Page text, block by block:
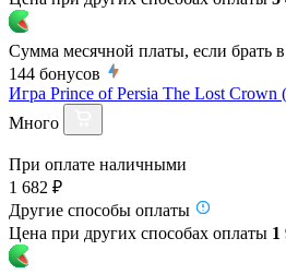
Сумма месячной платы, если брать
144 бонусов
Игра Prince of Persia The Lost Crown
Много
При оплате наличными
1 682 ₽
Другие способы оплаты
Цена при других способах оплаты 1